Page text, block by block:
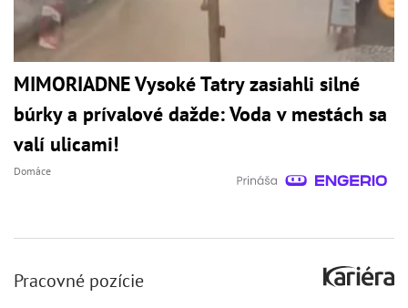
MIMORIADNE Vysoké Tatry zasiahli silné
búrky a prívalové dažde: Voda v mestách sa
valí ulicami!
Domáce
Pracovné pozície